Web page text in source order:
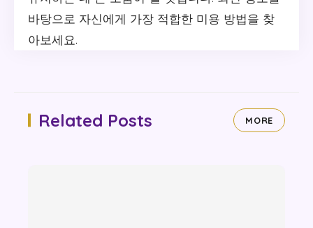
바탕으로 자신에게 가장 적합한 미용 방법을 찾
아보세요.
Related Posts MORE